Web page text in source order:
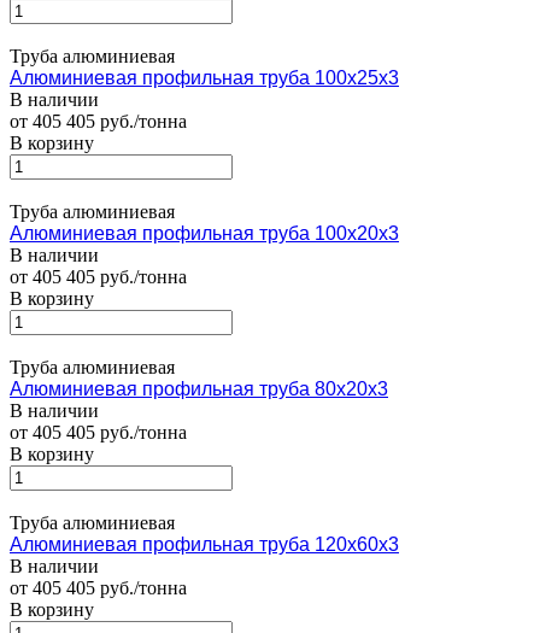
Труба алюминиевая
Алюминиевая профильная труба 100х25х3
В наличии
от 405 405 руб./тонна
В корзину
Труба алюминиевая
Алюминиевая профильная труба 100х20х3
В наличии
от 405 405 руб./тонна
В корзину
Труба алюминиевая
Алюминиевая профильная труба 80х20х3
В наличии
от 405 405 руб./тонна
В корзину
Труба алюминиевая
Алюминиевая профильная труба 120х60х3
В наличии
от 405 405 руб./тонна
В корзину